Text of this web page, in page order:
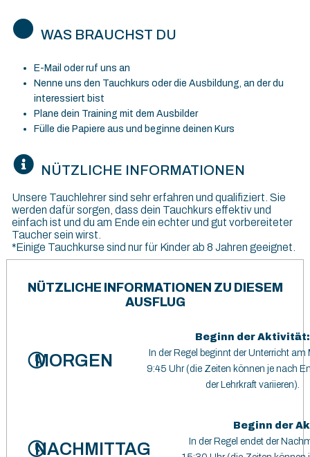
WAS BRAUCHST DU
E-Mail oder ruf uns an
Nenne uns den Tauchkurs oder die Ausbildung, an der du
interessiert bist
Plane dein Training mit dem Ausbilder
Fülle die Papiere aus und beginne deinen Kurs
NÜTZLICHE INFORMATIONEN
Unsere Tauchlehrer sind sehr erfahren und qualifiziert. Sie
werden dafür sorgen, dass dein Tauchkurs effektiv und
einfach ist und du am Ende ein echter und gut vorbereiteter
Taucher sein wirst.
*Einige Tauchkurse sind nur für Kinder ab 8 Jahren geeignet.
NÜTZLICHE INFORMATIONEN ZU DIESEM
AUSFLUG
MORGEN
Beginn der Aktivität:
In der Regel beginnt der Unterricht am
9:45 Uhr (die Zeiten können je nach
der Lehrkraft variieren).
NACHMITTAG
Beginn der
In der Regel endet der